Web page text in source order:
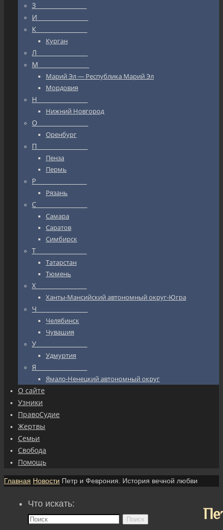
З_________________
И_________________
К_________________
Курган
Л_________________
М_________________
Марий Эл — Республика Марий Эл
Мордовия
Н_________________
Нижний Новгород
О_________________
Оренбург
П_________________
Пенза
Пермь
Р_________________
Рязань
С_________________
Самара
Саратов
Симбирск
Т_________________
Татарстан
Тюмень
Х_________________
Ханты-Мансийский автономный округ-Югра
Ч_________________
Челябинск
Чувашия
У_________________
Удмуртия
Я_________________
Ямало-Ненецкий автономный округ
О сайте
Узники
ПравоСудие
Жертвы
Семьи
Свобода
Помощь
Главная Новости Петр и Феврония. История вечной любви
Что искать:
Поиск